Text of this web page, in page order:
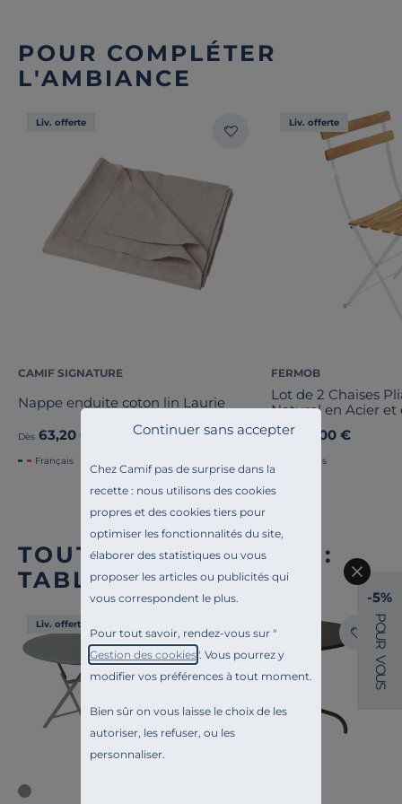
Chez Camif pas de surprise dans la
recette : nous utilisons des cookies
propres et des cookies tiers pour
optimiser les fonctionnalités du site,
élaborer des statistiques ou vous
proposer les articles ou publicités qui
vous correspondent le plus.
Pour tout savoir, rendez-vous sur "
Gestion des cookies". Vous pourrez y
modifier vos préférences à tout moment.
Bien sûr on vous laisse le choix de les
autoriser, les refuser, ou les
personnaliser.
Continuer sans accepter
POUR COMPLÉTER
L'AMBIANCE
Liv. offerte
CAMIF SIGNATURE
Nappe enduite coton lin Laurie
Dès 63,20 € Ancien prix-20%
Français
Liv. offerte
FERMOB
Lot de 2 Chaises
Naturel en Acier et
Dès 190,00 €
Français
TOUTE NOTRE OFFRE :
TABLES D'EXTÉRIEUR
Liv. offerte
-5%
P
O
U
R
V
O
U
S